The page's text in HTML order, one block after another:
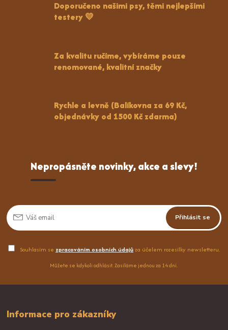
Doporučeno našimi psy, těmi nejlepšími
testery 💛
Za kvalitu ručíme, vybíráme pouze
renomované, kvalitní značky
Rychle a levně (Balíkovna za 69 Kč,
objednávky od 1500 Kč zdarma)
Nepropásněte novinky, akce a slevy!
Přihlásit se
Souhlasím se zpracováním osobních údajůza účelem rozesílky newsletteru.
Můžete se kdykoli odhlásit. Zasíláme jednou za 14 dní.
Informace pro zákazníky